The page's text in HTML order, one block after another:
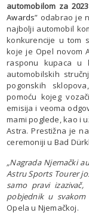
automobilom za
Awards” odabrao je
najbolji automobil
konkurencije u tom
koje je Opel novom
rasponu kupaca u
automobilskih
pogonskih
pomoću kojeg
emisija i veoma
mami poglede, kao i
Astra. Prestižna je
ceremoniji u Bad
„Nagrada Njemački
Astru Sports Tourer
samo pravi
pobjednik u svakom
Opela u Njemačkoj.